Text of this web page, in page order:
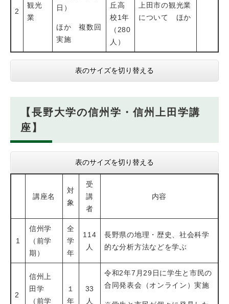
2
観光
業
日）
ほか 複数回
実施
丘高
校1年
（280
人）
上田市の観光業
について ほか
表のサイズを切り替える
【長野大学の信州学・信州上田学講
座】
表のサイズを切り替える
講座名
対
象
受
講
者
内容
1
信州学
（前学
期）
全
学
年
114
人
長野県の地理・歴史、社会科学
的な分析方法などを学ぶ
2
信州上
田学
（前学
１
年
33
人
令和2年7月29日に学生と市民の
合同発表会（オンライン）実施